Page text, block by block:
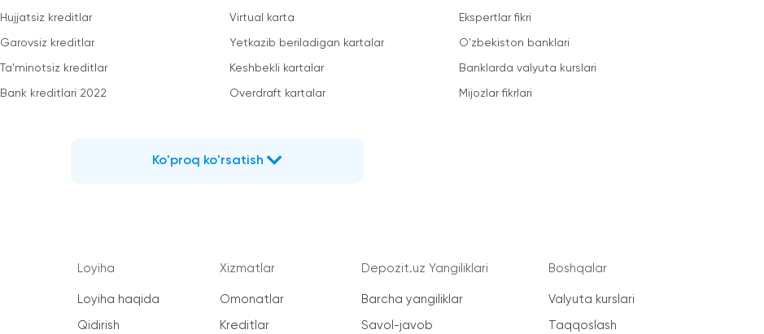
Hujjatsiz kreditlar
Garovsiz kreditlar
Ta'minotsiz kreditlar
Bank kreditlari 2022
Virtual karta
Yetkazib beriladigan kartalar
Keshbekli kartalar
Overdraft kartalar
Ekspertlar fikri
O'zbekiston banklari
Banklarda valyuta kurslari
Mijozlar fikrlari
Ko'proq ko'rsatish
Loyiha
Loyiha haqida
Qidirish
Xizmatlar
Omonatlar
Kreditlar
Depozit.uz Yangiliklari
Barcha yangiliklar
Savol-javob
Boshqalar
Valyuta kurslari
Taqqoslash